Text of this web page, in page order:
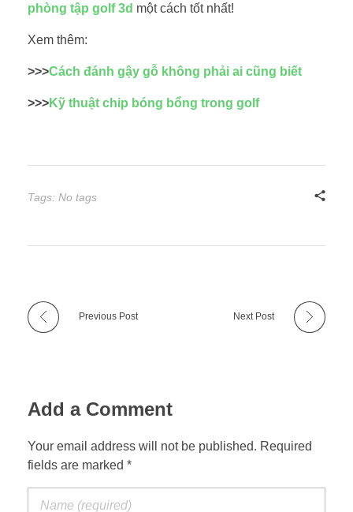
phòng tập golf 3d một cách tốt nhất!
Xem thêm:
>>>Cách đánh gậy gỗ không phải ai cũng biết
>>>Kỹ thuật chip bóng bổng trong golf
Tags: No tags
Previous Post Next Post
Add a Comment
Your email address will not be published. Required
fields are marked *